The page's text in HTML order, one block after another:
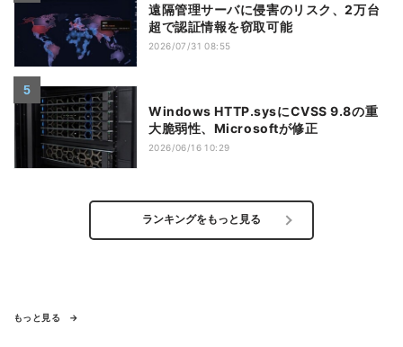
遠隔管理サーバに侵害のリスク、2万台
超で認証情報を窃取可能
2026/07/31 08:55
Windows HTTP.sysにCVSS 9.8の重
大脆弱性、Microsoftが修正
2026/06/16 10:29
ランキングをもっと見る
もっと見る